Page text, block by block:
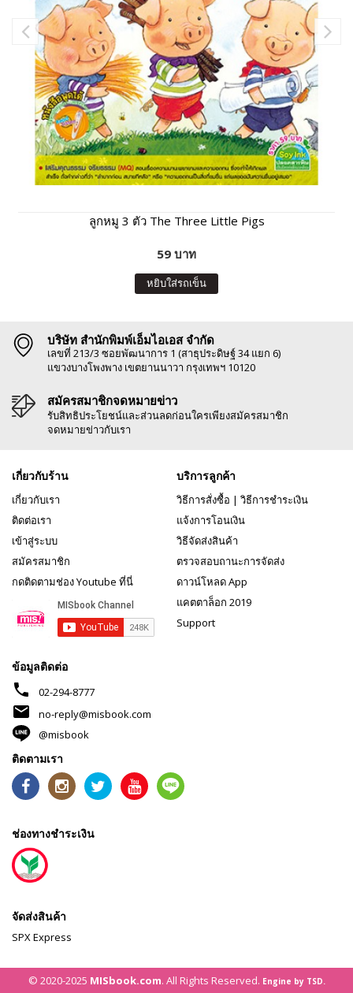
ลูกหมู 3 ตัว The Three Little Pigs
59 บาท
หยิบใส่รถเข็น
บริษัท สำนักพิมพ์เอ็มไอเอส จำกัด
เลขที่ 213/3 ซอยพัฒนาการ 1 (สาธุประดิษฐ์ 34 แยก 6)
แขวงบางโพงพาง เขตยานนาวา กรุงเทพฯ 10120
สมัครสมาชิกจดหมายข่าว
รับสิทธิประโยชน์และส่วนลดก่อนใครเพียงสมัครสมาชิก
จดหมายข่าวกับเรา
เกี่ยวกับร้าน
เกี่ยวกับเรา
ติดต่อเรา
เข้าสู่ระบบ
สมัครสมาชิก
กดติดตามช่อง Youtube ที่นี่
บริการลูกค้า
วิธีการสั่งซื้อ | วิธีการชำระเงิน
แจ้งการโอนเงิน
วิธีจัดส่งสินค้า
ตรวจสอบถานะการจัดส่ง
ดาวน์โหลด App
แคตตาล็อก 2019
Support
ข้อมูลติดต่อ
phone 02-294-8777
mail
no-reply@misbook.com
@misbook
ติดตามเรา
ช่องทางชำระเงิน
จัดส่งสินค้า
SPX Express
© 2020-2025 MISbook.com. All Rights Reserved. Engine by TSD.